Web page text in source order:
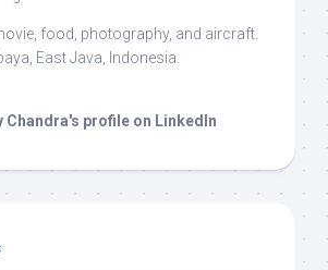
food, photography, and aircraft.
East Java, Indonesia.